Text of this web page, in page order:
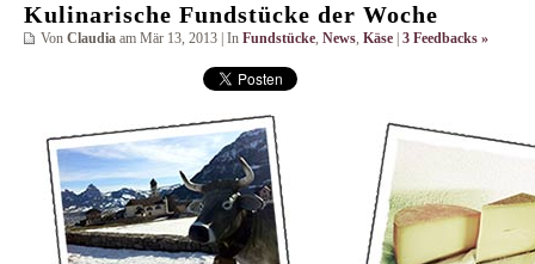
Kulinarische Fundstücke der Woche
Von Claudia am Mär 13, 2013 | In Fundstücke News Käse | 3 Feedbacks »